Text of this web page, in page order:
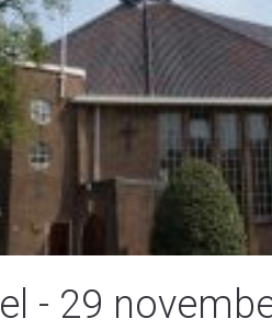
- 29